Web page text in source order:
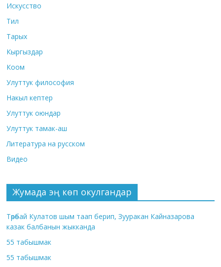
Искусство
Тил
Тарых
Кыргыздар
Коом
Улуттук философия
Накыл кептер
Улуттук оюндар
Улуттук тамак-аш
Литература на русском
Видео
Жумада эң көп окулгандар
Төрөбай Кулатов шым таап берип, Зууракан Кайназарова
казак балбанын жыкканда
55 табышмак
55 табышмак